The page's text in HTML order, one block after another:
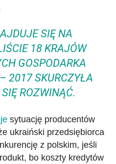
SIĘ NA
18 KRAJÓW
GOSPODARKA
2017 SKURCZYŁA
ROZWINĄĆ.
sytuację producentów
ukraiński przedsiębiorca
z polskim, jeśli
bo koszty kredytów